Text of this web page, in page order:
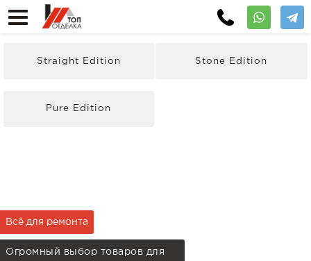
Straight Edition Stone Edition
Pure Edition
Всё для ремонта
Огромный выбор товаров для